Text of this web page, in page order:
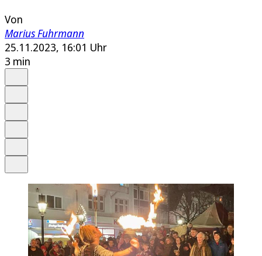
Von
Marius Fuhrmann
25.11.2023, 16:01 Uhr
3 min